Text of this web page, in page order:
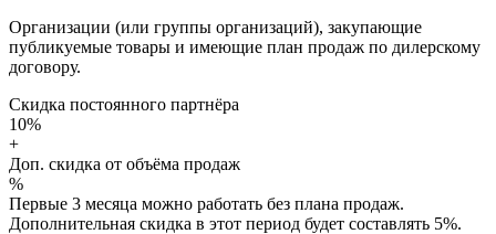
Организации (или группы организаций), закупающие
публикуемые товары и имеющие план продаж по дилерскому
договору.
Скидка постоянного партнёра
10%
+
Доп. скидка от объёма продаж
%
Первые 3 месяца можно работать без плана продаж.
Дополнительная скидка в этот период будет составлять 5%.